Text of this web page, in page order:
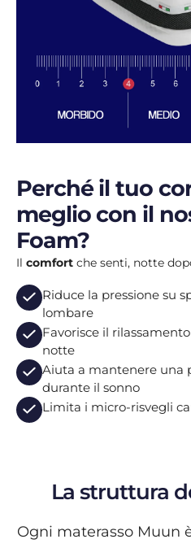
Perché il tuo
meglio con il
Foam?
Il comfort che senti, notte
Riduce la pressione su
lombare
Favorisce il
notte
Aiuta a mantenere una
durante il sonno
Limita i micro-risvegli
La struttura
Ogni materasso Muun